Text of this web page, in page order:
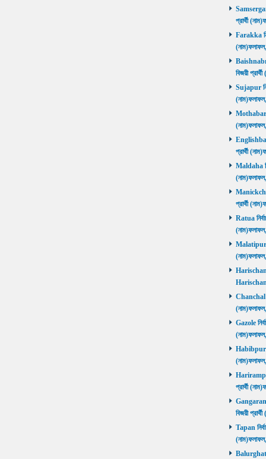
প্রার্থী
Farakka
বিজয়ী
Sujapur
Mothabari
প্রার্থী
Maldaha
প্রার্থী
Ratua
Malatipur
Chanchal
Gazole
Habibpur
প্রার্থী
বিজয়ী
Tapan
Balurghat